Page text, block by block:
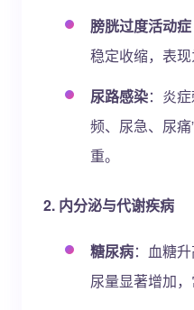
膀胱过度活动症
稳定收缩，表现
尿路感染：炎
频、尿急、尿
重。
2. 内分泌与代谢疾病
糖尿病：血糖
尿量显著增加，